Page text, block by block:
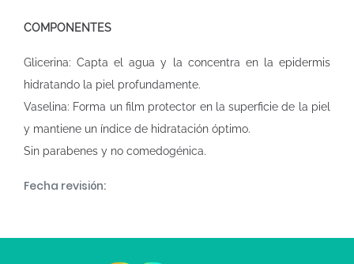
COMPONENTES
Glicerina: Capta el agua y la concentra en la epidermis
hidratando la piel profundamente.
Vaselina: Forma un film protector en la superficie de la piel
y mantiene un índice de hidratación óptimo.
Sin parabenes y no comedogénica.
Fecha revisión: